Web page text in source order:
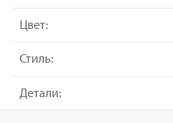
Цвет:
Стиль:
Детали: